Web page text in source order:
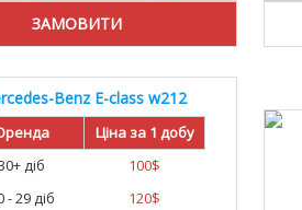
Benz E-class w212
AMG 2015Ціна за 1 добу
діб
100$
- 29 діб
120$